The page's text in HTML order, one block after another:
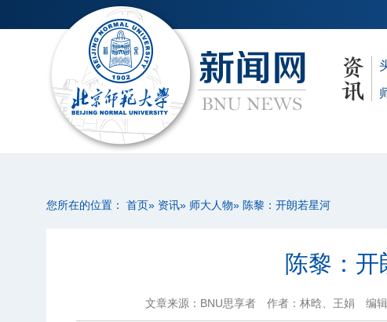
您所在的位置： 首页» 资讯» 师大人物» 陈黎：开朗若星河
陈黎：开
文章来源：BNU思享者 作者：林晗、王娟 编